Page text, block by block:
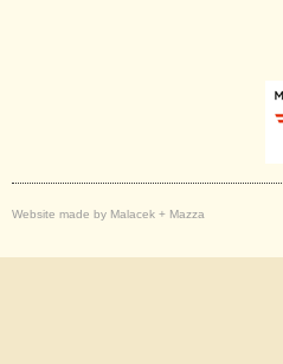
Website made by Malacek + Mazza